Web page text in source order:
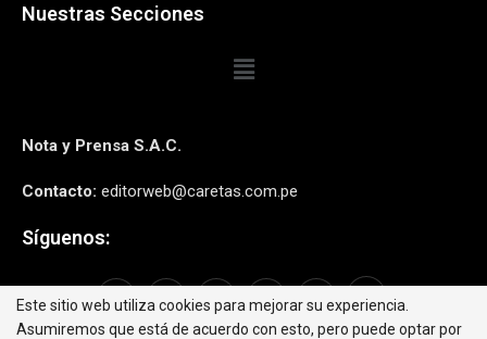
Nuestras Secciones
Nota y Prensa S.A.C.
Contacto: editorweb@caretas.com.pe
Síguenos:
Este sitio web utiliza cookies para mejorar su experiencia.
Asumiremos que está de acuerdo con esto, pero puede optar por